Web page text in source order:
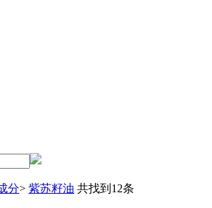
分> 紫苏籽油 共找到 12条